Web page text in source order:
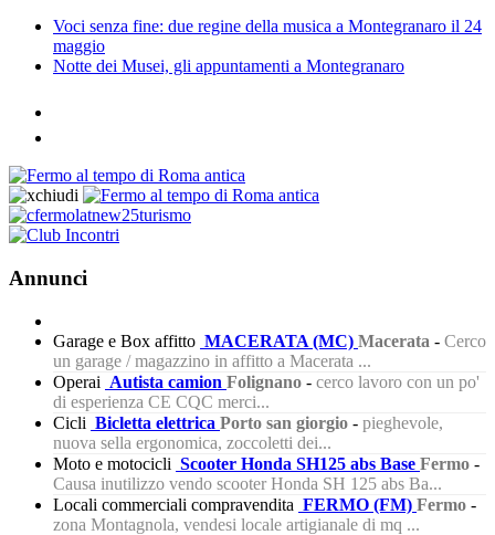
Voci senza fine: due regine della musica a Montegranaro il 24
maggio
Notte dei Musei, gli appuntamenti a Montegranaro
Annunci
Garage e Box affitto MACERATA (MC) Macerata - Cerco
un garage / magazzino in affitto a Macerata ...
Operai Autista camion Folignano - cerco lavoro con un po'
di esperienza CE CQC merci...
Cicli Bicletta elettrica Porto san giorgio - pieghevole,
nuova sella ergonomica, zoccoletti dei...
Moto e motocicli Scooter Honda SH125 abs Base Fermo -
Causa inutilizzo vendo scooter Honda SH 125 abs Ba...
Locali commerciali compravendita FERMO (FM) Fermo -
zona Montagnola, vendesi locale artigianale di mq ...